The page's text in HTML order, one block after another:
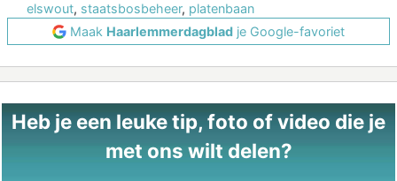
elswout, staatsbosbeheer, platenbaan
Maak Haarlemmerdagblad je Google-favoriet
Heb je een leuke tip, foto of video die je
met ons wilt delen?